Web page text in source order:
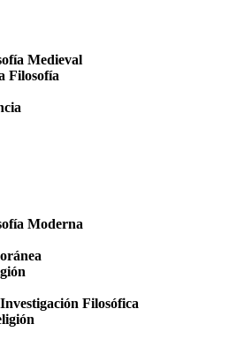
Medieval
Filosofía
Moderna
Filosófica